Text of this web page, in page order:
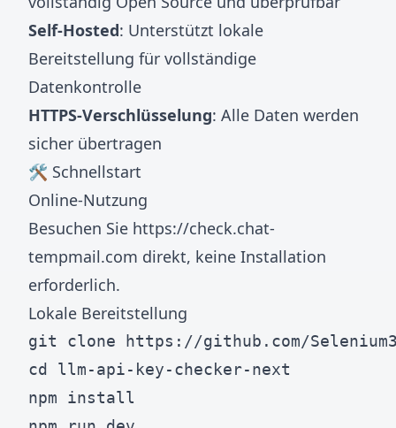
Self-Hosted: Unterstützt lokale
Bereitstellung für vollständige
Datenkontrolle
HTTPS-Verschlüsselung: Alle Daten werden
sicher übertragen
🛠️ Schnellstart
Online-Nutzung
Besuchen Sie https://check.chat-
tempmail.com direkt, keine Installation
erforderlich.
Lokale Bereitstellung
git clone https://github.com/
cd llm-api-key-checker-next
npm install